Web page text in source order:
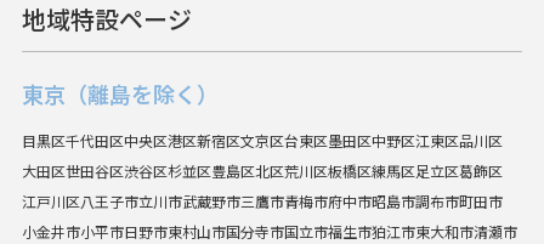
地域特設ページ
東京（離島を除く）
目黒区千代田区中央区港区新宿区文京区台東区墨田区中野区江東区品川区
大田区世田谷区渋谷区杉並区豊島区北区荒川区板橋区練馬区足立区葛飾区
江戸川区八王子市立川市武蔵野市三鷹市青梅市府中市昭島市調布市町田市
小金井市小平市日野市東村山市国分寺市国立市福生市狛江市東大和市清瀬市